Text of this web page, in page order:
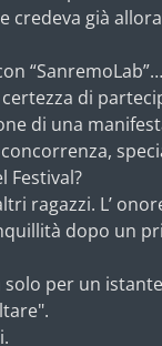
credeva già
“SanremoLab”…
certezza di
di una
Festival?
ragazzi. L’
dopo un
solo per un